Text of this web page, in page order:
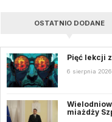
OSTATNIO DODANE
Pięć lekcji
6 sierpnia 2026
miażdży